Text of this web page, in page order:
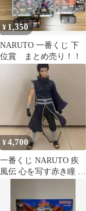
¥ 1,350
NARUTO 一番くじ 下
位賞 まとめ売り！！
¥4,700
一番くじ NARUTO 疾
風伝 心を写す赤き瞳 う